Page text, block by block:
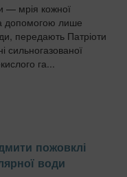
— мрія кожної
допомогою лише
передають Патріоти
сильногазованої
га...
пожовклі
води